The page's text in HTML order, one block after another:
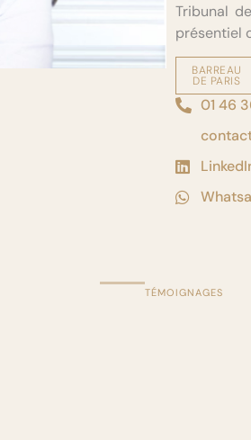
Tribunal
présentiel
BARREAU
DE PARIS
01 46
TÉMOIGNAGES